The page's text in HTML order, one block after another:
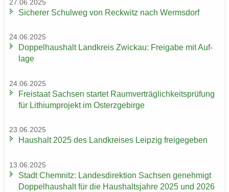
27.06.2025
Si­che­rer Schul­weg von Reck­witz nach Werms­dorf
24.06.2025
Dop­pel­haus­halt Land­kreis Zwi­ckau: Frei­ga­be mit Auf­
la­ge
24.06.2025
Frei­staat Sach­sen star­tet Ra­um­ver­träg­lich­keits­prü­fung
für Li­thi­um­pro­jekt im Ost­erz­ge­bir­ge
23.06.2025
Haus­halt 2025 des Land­krei­ses Leip­zig frei­ge­ge­ben
13.06.2025
Stadt Chem­nitz: Lan­des­di­rek­ti­on Sach­sen ge­neh­migt
Dop­pel­haus­halt für die Haus­halts­jah­re 2025 und 2026